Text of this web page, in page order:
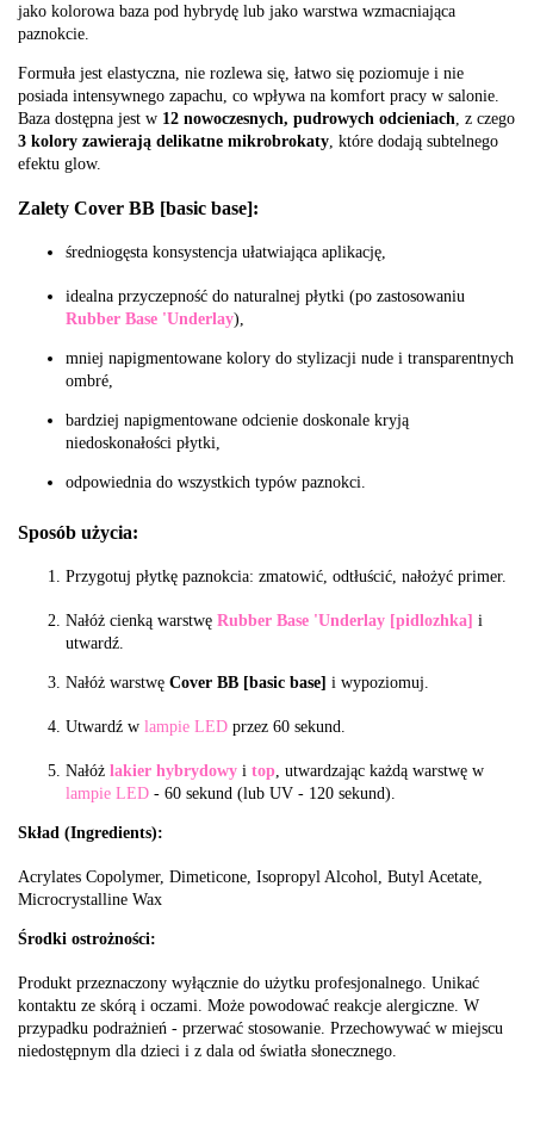
jako kolorowa baza pod hybrydę lub jako warstwa wzmacniająca
paznokcie.
Formuła jest elastyczna, nie rozlewa się, łatwo się poziomuje i nie
posiada intensywnego zapachu, co wpływa na komfort pracy w salonie.
Baza dostępna jest w 12 nowoczesnych, pudrowych odcieniach , z czego
3 kolory zawierają delikatne mikrobrokaty , które dodają subtelnego
efektu glow.
Zalety Cover BB [basic base]:
średniogęsta konsystencja ułatwiająca aplikację,
idealna przyczepność do naturalnej płytki (po zastosowaniu
Rubber Base 'Underlay),
mniej napigmentowane kolory do stylizacji nude i transparentnych
ombré,
bardziej napigmentowane odcienie doskonale kryją
niedoskonałości płytki,
odpowiednia do wszystkich typów paznokci.
Sposób użycia:
Przygotuj płytkę paznokcia: zmatowić, odtłuścić, nałożyć primer.
Nałóż cienką warstwę Rubber Base 'Underlay [pidlozhka] i
utwardź.
Nałóż warstwę Cover BB [basic base] i wypoziomuj.
Utwardź w lampie LED przez 60 sekund.
Nałóż lakier hybrydowy i top, utwardzając każdą warstwę w
lampie LED - 60 sekund (lub UV - 120 sekund).
Skład (Ingredients):
Acrylates Copolymer, Dimeticone, Isopropyl Alcohol, Butyl Acetate,
Microcrystalline Wax
Środki ostrożności:
Produkt przeznaczony wyłącznie do użytku profesjonalnego. Unikać
kontaktu ze skórą i oczami. Może powodować reakcje alergiczne. W
przypadku podrażnień - przerwać stosowanie. Przechowywać w miejscu
niedostępnym dla dzieci i z dala od światła słonecznego.